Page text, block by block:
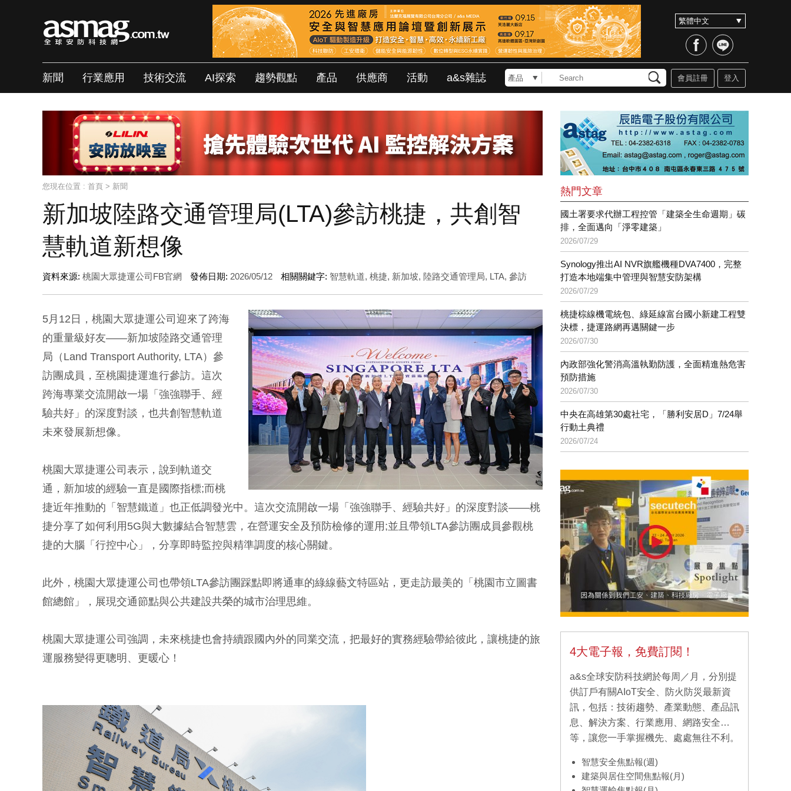
新聞 行業應用 技術交流 AI探索 趨勢觀點 產品 供應商 活動 a&s雜誌 登入
會員註冊
您現在位置 : 首頁 > 新聞
新加坡陸路交通管理局(LTA)參訪桃捷，共創智
慧軌道新想像
資料來源: 桃園大眾捷運公司FB官網 發佈日期: 2026/05/12 相關關鍵字: 智慧軌道, 桃捷, 新加坡, 陸路交通管理局, LTA, 參訪
5月12日，桃園大眾捷運公司迎來了跨海
的重量級好友——新加坡陸路交通管理
局（Land Transport Authority, LTA）參
訪團成員，至桃園捷運進行參訪。這次
跨海專業交流開啟一場「強強聯手、經
驗共好」的深度對談，也共創智慧軌道
未來發展新想像。
桃園大眾捷運公司表示，說到軌道交
通，新加坡的經驗一直是國際指標;而桃
捷近年推動的「智慧鐵道」也正低調發光中。這次交流開啟一場「強強聯手、經驗共好」的深度對談——桃
捷分享了如何利用5G與大數據結合智慧雲，在營運安全及預防檢修的運用️;並且帶領LTA參訪團成員參觀桃
捷的大腦「行控中心」，分享即時監控與精準調度的核心關鍵。
此外，桃園大眾捷運公司也帶領LTA參訪團踩點即將通車的綠線藝文特區站，更走訪最美的「桃園市立圖書
館總館」，展現交通節點與公共建設共榮的城市治理思維。
桃園大眾捷運公司強調，未來桃捷也會持續跟國內外的同業交流，把最好的實務經驗帶給彼此，讓桃捷的旅
運服務變得更聰明、更暖心！
熱門文章
國土署要求代辦工程控管「建築全生命週期」碳
排，全面邁向「淨零建築」
2026/07/29
Synology推出AI NVR旗艦機種DVA7400，完整
打造本地端集中管理與智慧安防架構
2026/07/29
桃捷棕線機電統包、綠延線富台國小新建工程雙
決標，捷運路網再邁關鍵一步
2026/07/30
內政部強化警消高溫執勤防護，全面精進熱危害
預防措施
2026/07/30
中央在高雄第30處社宅，「勝利安居D」7/24舉
行動土典禮
2026/07/24
4大電子報，免費訂閱！
a&s全球安防科技網於每周／月，分別提
供訂戶有關AIoT安全、防火防災最新資
訊，包括：技術趨勢、產業動態、產品訊
息、解決方案、行業應用、網路安全…
等，讓您一手掌握機先、處處無往不利。
智慧安全焦點報(週)
建築與居住空間焦點報(月)